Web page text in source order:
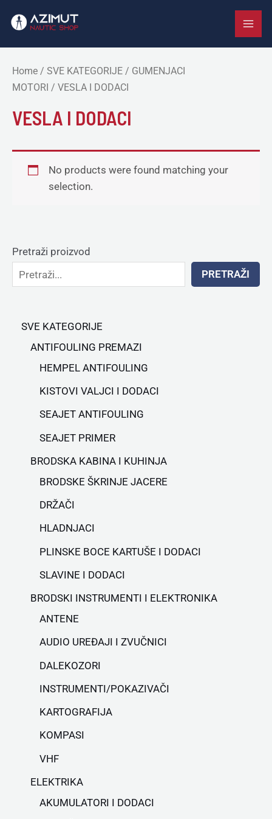
Pretraži proizvod
PRETRAŽI
SVE KATEGORIJE
ANTIFOULING PREMAZI
HEMPEL ANTIFOULING
KISTOVI VALJCI I DODACI
SEAJET ANTIFOULING
SEAJET PRIMER
BRODSKA KABINA I KUHINJA
BRODSKE ŠKRINJE JACERE
DRŽAČI
HLADNJACI
PLINSKE BOCE KARTUŠE I DODACI
SLAVINE I DODACI
BRODSKI INSTRUMENTI I ELEKTRONIKA
ANTENE
AUDIO UREĐAJI I ZVUČNICI
DALEKOZORI
INSTRUMENTI/POKAZIVAČI
KARTOGRAFIJA
KOMPASI
VHF
ELEKTRIKA
AKUMULATORI I DODACI
Home / SVE KATEGORIJE / GUMENJACI
MOTORI / VESLA I DODACI
VESLA I DODACI
No products were found matching your
selection.